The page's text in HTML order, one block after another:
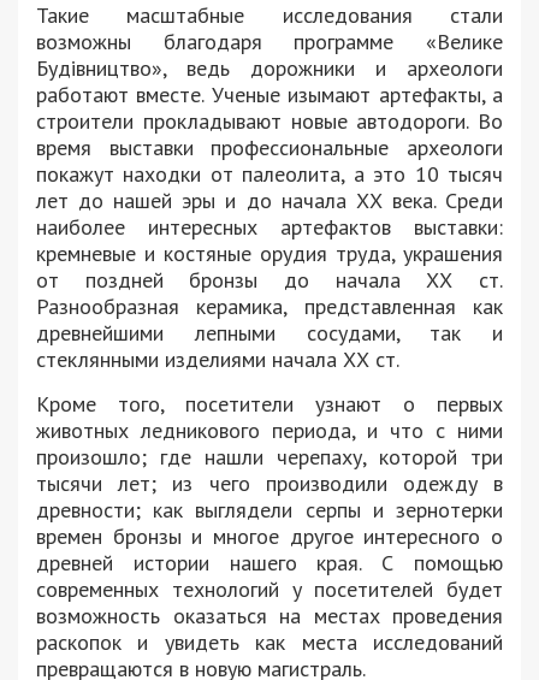
Такие масштабные исследования стали
возможны благодаря программе «Велике
Будівництво», ведь дорожники и археологи
работают вместе. Ученые изымают артефакты, а
строители прокладывают новые автодороги. Во
время выставки профессиональные археологи
покажут находки от палеолита, а это 10 тысяч
лет до нашей эры и до начала ХХ века. Среди
наиболее интересных артефактов выставки:
кремневые и костяные орудия труда, украшения
от поздней бронзы до начала ХХ ст.
Разнообразная керамика, представленная ​​как
древнейшими лепными сосудами, так и
стеклянными изделиями начала ХХ ст.
Кроме того, посетители узнают о первых
животных ледникового периода, и что с ними
произошло; где нашли черепаху, которой три
тысячи лет; из чего производили одежду в
древности; как выглядели серпы и зернотерки
времен бронзы и многое другое интересного о
древней истории нашего края. С помощью
современных технологий у посетителей будет
возможность оказаться на местах проведения
раскопок и увидеть как места исследований
превращаются в новую магистраль.